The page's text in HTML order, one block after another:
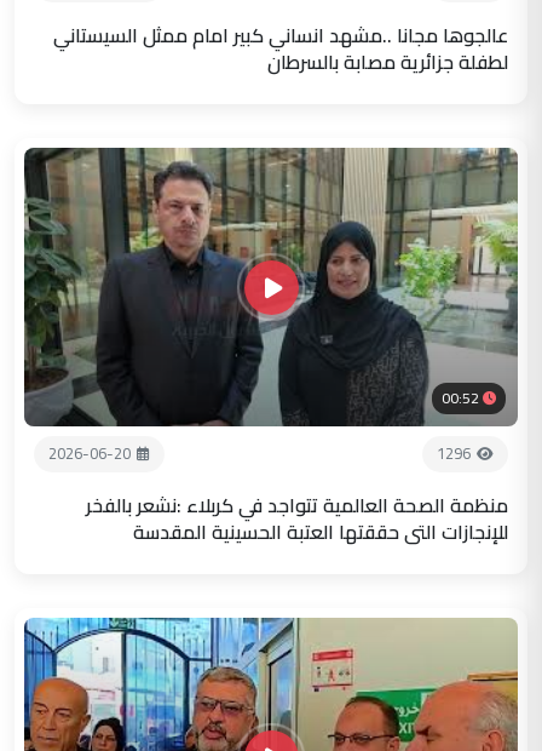
عالجوها مجانا ..مشهد انساني كبير امام ممثل السيستاني
لطفلة جزائرية مصابة بالسرطان
00:52
1296
2026-06-20
منظمة الصحة العالمية تتواجد في كربلاء :نشعر بالفخر
للإنجازات التي حققتها العتبة الحسينية المقدسة